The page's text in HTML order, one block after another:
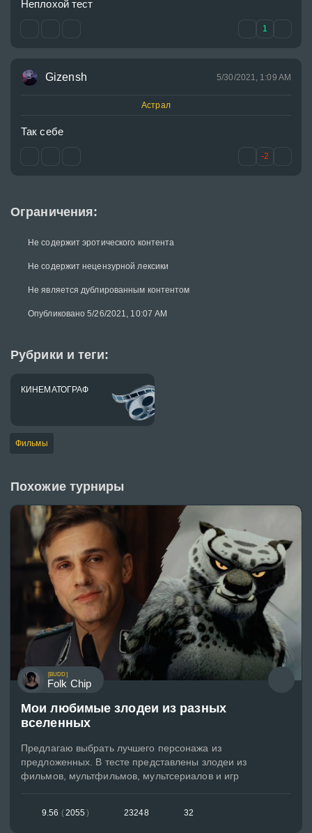
Ограничения:
Не содержит эротического контента
Не содержит нецензурной лексики
Не является дублированным контентом
Опубликовано 5/26/2021, 10:07 AM
Рубрики и теги:
КИНЕМАТОГРАФ
Фильмы
Gizensh 5/30/2021, 1:09 AM
Астрал
Так себе
-2
1
Похожие турниры
[BUDD]
Folk Chip
Мои любимые злодеи из разных
вселенных
Предлагаю выбрать лучшего персонажа из
предложенных. В тесте представлены злодеи из
фильмов, мультфильмов, мультсериалов и игр
9.56 (2055 ) 23248 32